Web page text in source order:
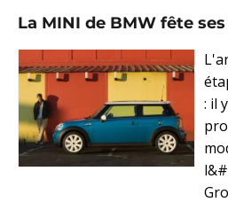
La MINI de BMW fête ses
: il